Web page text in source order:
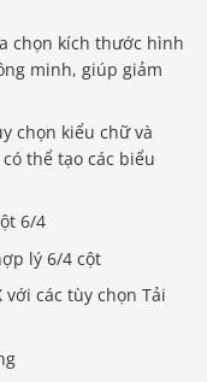
chọn kích thước hình
minh, giúp giảm
chọn kiểu chữ và
thể tạo các biểu
6/4
lý 6/4 cột
các tùy chọn Tải